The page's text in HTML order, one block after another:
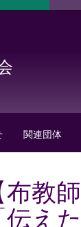
関連団体
布教
伝え